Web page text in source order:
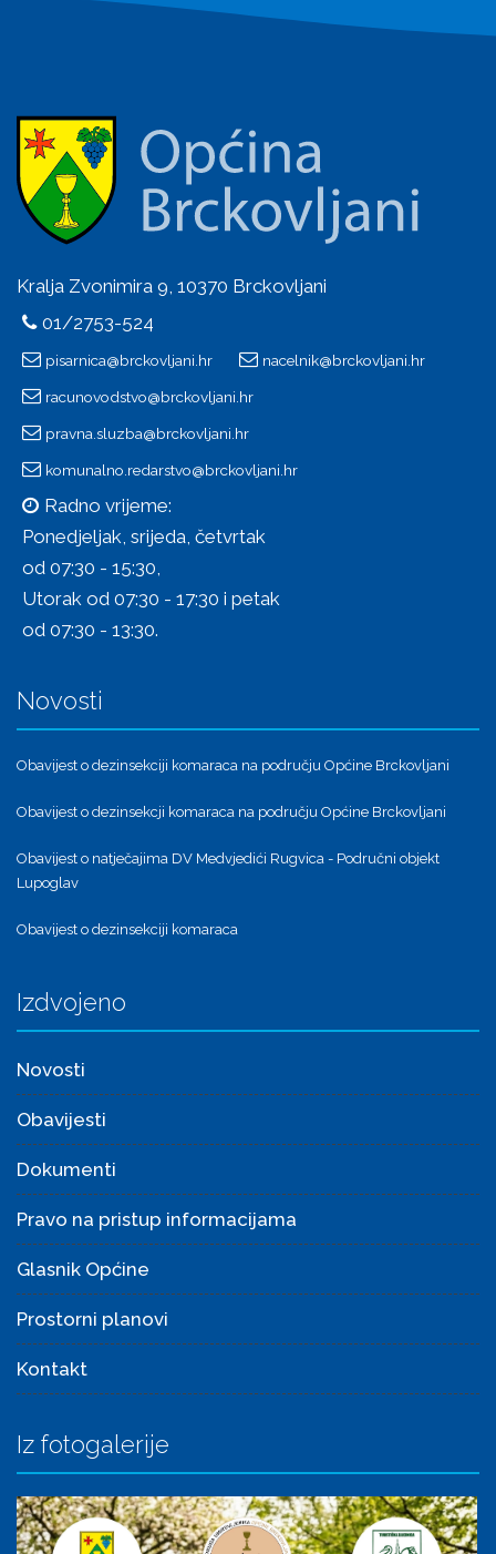
Kralja Zvonimira 9, 10370 Brckovljani
01/2753-524
pisarnica@brckovljani.hr nacelnik@brckovljani.hr
racunovodstvo@brckovljani.hr
pravna.sluzba@brckovljani.hr
komunalno.redarstvo@brckovljani.hr
Radno vrijeme:
Ponedjeljak, srijeda, četvrtak
od 07:30 - 15:30,
Utorak od 07:30 - 17:30 i petak
od 07:30 - 13:30.
Novosti
Obavijest o dezinsekciji komaraca na području Općine Brckovljani
Obavijest o dezinsekcji komaraca na području Općine Brckovljani
Obavijest o natječajima DV Medvjedići Rugvica - Područni objekt
Lupoglav
Obavijest o dezinsekciji komaraca
Izdvojeno
Novosti
Obavijesti
Dokumenti
Pravo na pristup informacijama
Glasnik Općine
Prostorni planovi
Kontakt
Iz fotogalerije